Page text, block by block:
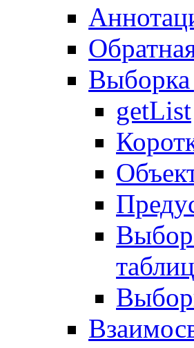
getList
Выбор
таблиц